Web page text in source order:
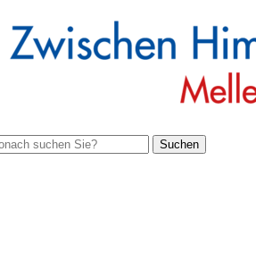
Suchen